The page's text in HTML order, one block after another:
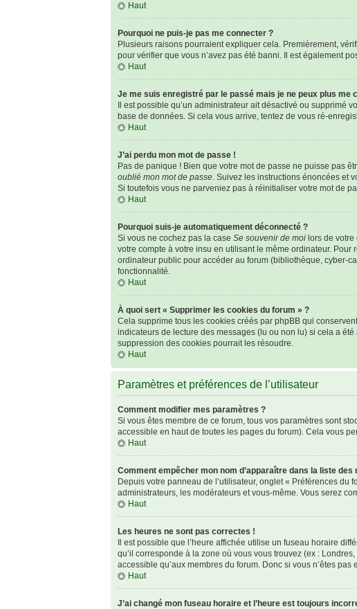
Haut
Pourquoi ne puis-je pas me connecter ?
Plusieurs raisons pourraient expliquer cela. Premièrement,
pour vérifier que vous n’avez pas été banni. Il est également
Haut
Je me suis enregistré par le passé mais je ne peux plus me
Il est possible qu’un administrateur ait désactivé ou
base de données. Si cela vous arrive, tentez de vous ré-
Haut
J’ai perdu mon mot de passe !
Pas de panique ! Bien que votre mot de passe ne puisse pas
oublié mon mot de passe. Suivez les instructions énoncées et
Si toutefois vous ne parveniez pas à réinitialiser votre mot de
Haut
Pourquoi suis-je automatiquement déconnecté ?
Si vous ne cochez pas la case Se souvenir de moi lors de
votre compte à votre insu en utilisant le même ordinateur. Pour
ordinateur public pour accéder au forum (bibliothèque, cyber-
fonctionnalité.
Haut
À quoi sert « Supprimer les cookies du forum » ?
Cela supprime tous les cookies créés par phpBB qui
indicateurs de lecture des messages (lu ou non lu) si cela a
suppression des cookies pourrait les résoudre.
Haut
Paramètres et préférences de l’utilisateur
Comment modifier mes paramètres ?
Si vous êtes membre de ce forum, tous vos paramètres sont
accessible en haut de toutes les pages du forum). Cela vous
Haut
Comment empêcher mon nom d’apparaître dans la liste
Depuis votre panneau de l’utilisateur, onglet « Préférences du
administrateurs, les modérateurs et vous-même. Vous serez
Haut
Les heures ne sont pas correctes !
Il est possible que l’heure affichée utilise un fuseau horaire
qu’il corresponde à la zone où vous vous trouvez (ex :
accessible qu’aux membres du forum. Donc si vous n’êtes
Haut
J’ai changé mon fuseau horaire et l’heure est toujours